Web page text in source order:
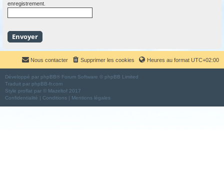
enregistrement.
Heures au format UTC+02:00
Supprimer les cookies
Nous contacter
Développé par phpBB® Forum Software © phpBB Limited
Traduit par phpBB-fr.com
Style proflat par © Mazeltof 2017
Confidentialité | Conditions | Mentions légales